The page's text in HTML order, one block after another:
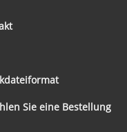
Sie eine Bestellung